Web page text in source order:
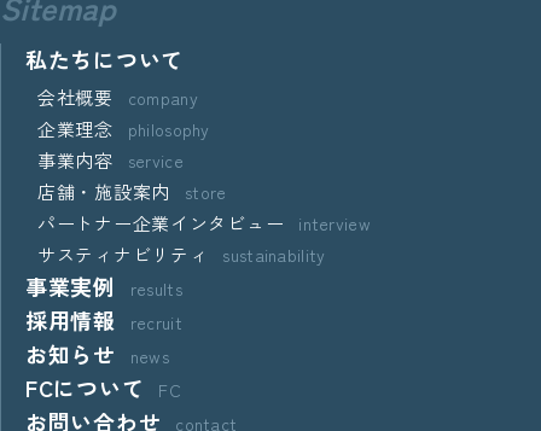
私たちについて
会社概要 company
企業理念 philosophy
事業内容 service
店舗・施設案内 store
パートナー企業インタビュー interview
サスティナビリティ sustainability
事業実例 results
採用情報 recruit
お知らせ news
FCについて FC
お問い合わせ contact